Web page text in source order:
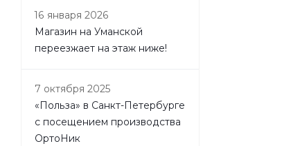
16 января 2026
Магазин на Уманской
переезжает на этаж ниже!
7 октября 2025
«Польза» в Санкт-Петербурге
с посещением производства
ОртоНик